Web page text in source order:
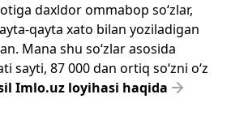
daxldor ommabop so‘zlar,
qayta xato bilan yoziladigan
Mana shu so‘zlar asosida
sayti, 87 000 dan ortiq so‘zni o‘z
Imlo.uz loyihasi haqida